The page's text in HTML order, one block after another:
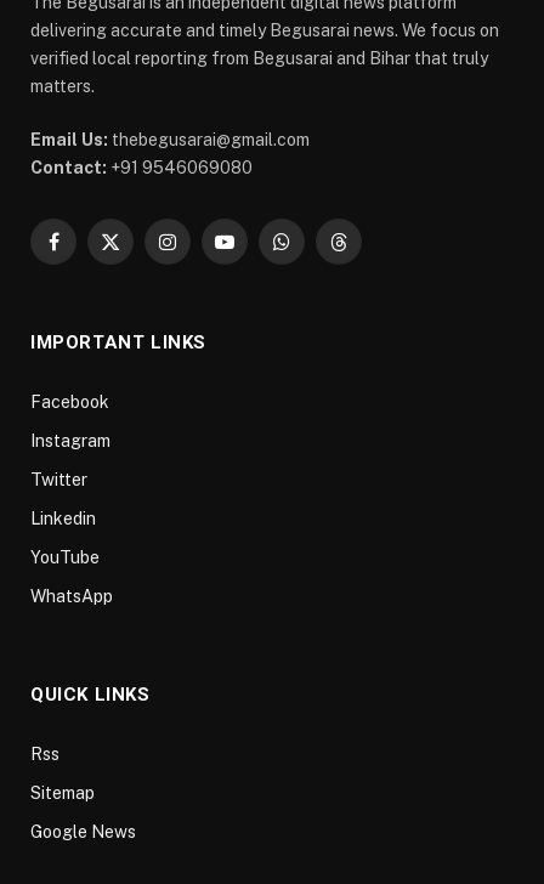
delivering accurate and timely Begusarai news. We focus on
verified local reporting from Begusarai and Bihar that truly
matters.
Email Us: thebegusarai@gmail.com
Contact: +91 9546069080
Facebook
X
InstagramYouTubeWhatsAppThreads
IMPORTANT LINKS
Facebook
Instagram
Twitter
Linkedin
YouTube
WhatsApp
QUICK LINKS
Rss
Sitemap
Google News